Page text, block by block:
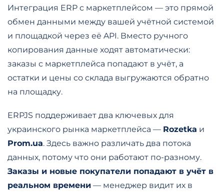
Интеграция ERP с маркетплейсом — это прямой
обмен данными между вашей учётной системой
и площадкой через её API. Вместо ручного
копирования данные ходят автоматически:
заказы с маркетплейса попадают в учёт, а
остатки и цены со склада выгружаются обратно
на площадку.
ERPJS поддерживает два ключевых для
украинского рынка маркетплейса — Rozetka и
Prom.ua. Здесь важно различать два потока
данных, потому что они работают по-разному.
Заказы и новые покупатели попадают в учёт в
реальном времени — менеджер видит их в